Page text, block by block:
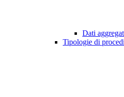
Dati
Tipologie di